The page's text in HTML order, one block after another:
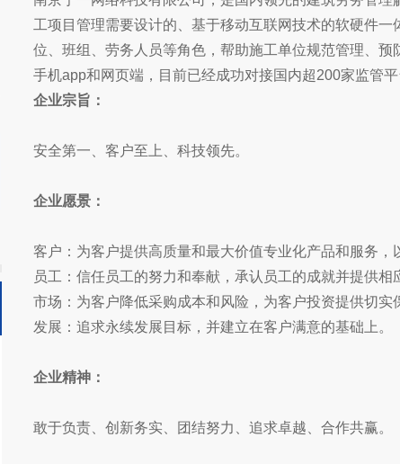
工项目管理需要设计的、基于移动互联网技术的软硬件
位、班组、劳务人员等角色，帮助施工单位规范管理、
手机app和网页端，目前已经成功对接国内超200家监管平
企业宗旨：
安全第一、客户至上、科技领先。
企业愿景：
客户：为客户提供高质量和最大价值专业化产品和服务，
员工：信任员工的努力和奉献，承认员工的成就并提供
市场：为客户降低采购成本和风险，为客户投资提供切实
发展：追求永续发展目标，并建立在客户满意的基础上。
企业精神：
敢于负责、创新务实、团结努力、追求卓越、合作共赢。